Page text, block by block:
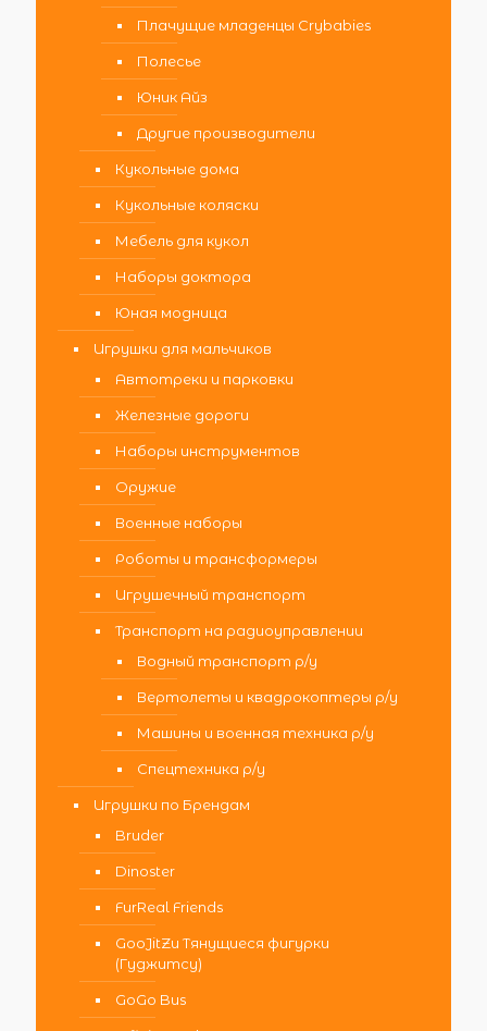
Плачущие младенцы Crybabies
Полесье
Юник Айз
Другие производители
Кукольные дома
Кукольные коляски
Мебель для кукол
Наборы доктора
Юная модница
Игрушки для мальчиков
Автотреки и парковки
Железные дороги
Наборы инструментов
Оружие
Военные наборы
Роботы и трансформеры
Игрушечный транспорт
Транспорт на радиоуправлении
Водный транспорт р/у
Вертолеты и квадрокоптеры р/у
Машины и военная техника р/у
Спецтехника р/у
Игрушки по Брендам
Bruder
Dinoster
FurReal Friends
GooJitZu Тянущиеся фигурки
(Гуджитсу)
GoGo Bus